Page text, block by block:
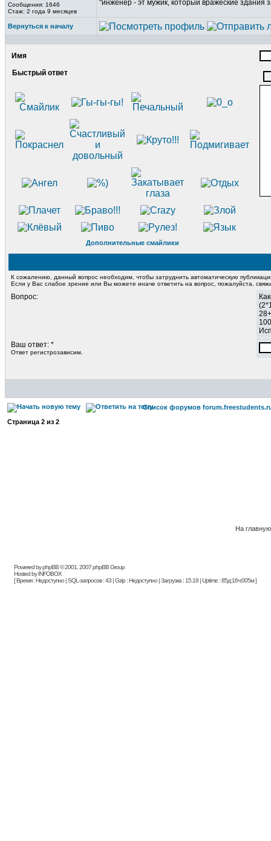
Сообщения: 1646
Стаж: 2 года 9 месяцев
"инженер - эт мужик, который вражеские здания
Вернуться к началу
Имя
Быстрый ответ
Дополнительные смайлики
К сожалению, данный вопрос необходим, чтобы затруднить автоматическую
Если у Вас слабое зрение или Вы можете иначе ответить на вопрос, пожалуйста,
Вопрос:
Ваш ответ: *
Ответ регистрозависим.
Список форумов
Страница 2 из 2
На главную
Powered by phpBB © 2001, 2007 phpBB Group
Hosted by INFOBOX
[ Время : Недоступно | SQL-запросов : 43 | Gzip : Недоступно | Загрузка : 15.19 | Uptime : 85д:16ч:005м ]